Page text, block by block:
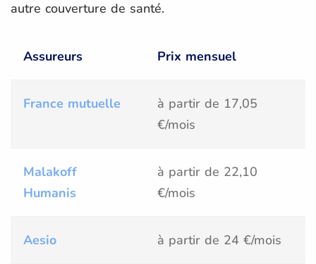
autre couverture de santé.
Assureurs Prix mensuel
France mutuelle
à partir de 17,05
€/mois
Malakoff
Humanis
à partir de 22,10
€/mois
Aesio à partir de 24 €/mois